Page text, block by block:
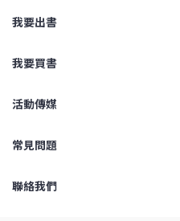
我要出書
我要買書
活動傳媒
常見問題
聯絡我們